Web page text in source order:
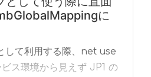
に
して利用する際、net use
ス環境から見えず JP1 の